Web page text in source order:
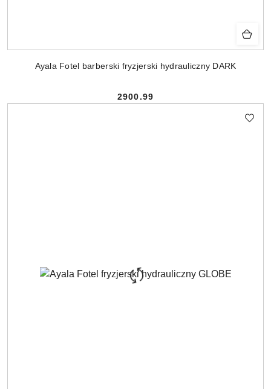
Ayala Fotel barberski fryzjerski hydrauliczny DARK
Cena:
2900.99